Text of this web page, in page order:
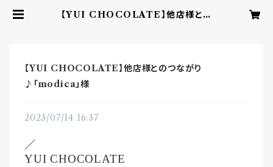
【YUI CHOCOLATE】他店様との
【YUI CHOCOLATE】他店様とのつながり
♪「modica」様
2023/07/14 16:37
／
YUI CHOCOLATE